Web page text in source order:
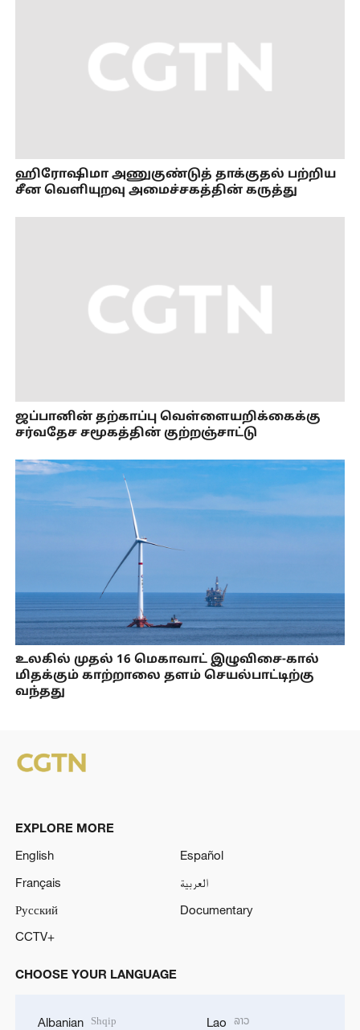
ஹிரோஷிமா அணுகுண்டுத் தாக்குதல் பற்றிய
சீன வெளியுறவு அமைச்சகத்தின் கருத்து
ஜப்பானின் தற்காப்பு வெள்ளையறிக்கைக்கு
சர்வதேச சமூகத்தின் குற்றஞ்சாட்டு
உலகில் முதல் 16 மெகாவாட் இழுவிசை-கால்
மிதக்கும் காற்றாலை தளம் செயல்பாட்டிற்கு
வந்தது
EXPLORE MORE
English
Español
Français
العربية
Русский
Documentary
CCTV+
CHOOSE YOUR LANGUAGE
Albanian Shqip Lao ລາວ